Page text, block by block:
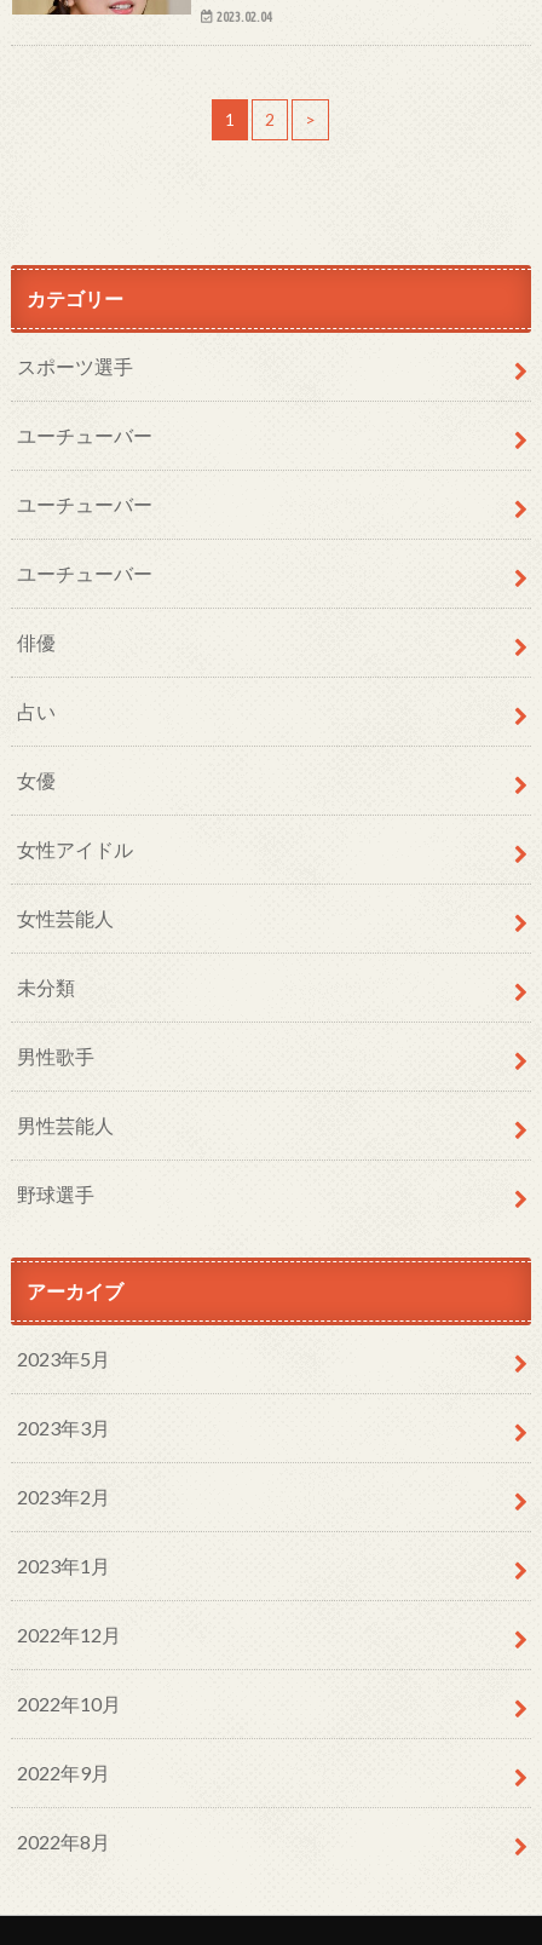
2023.02.04
1 2 >
カテゴリー
スポーツ選手
ユーチューバー
ユーチューバー
ユーチューバー
俳優
占い
女優
女性アイドル
女性芸能人
未分類
男性歌手
男性芸能人
野球選手
アーカイブ
2023年5月
2023年3月
2023年2月
2023年1月
2022年12月
2022年10月
2022年9月
2022年8月